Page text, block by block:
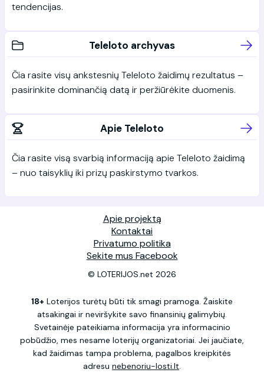
tendencijas.
Teleloto archyvas
Čia rasite visų ankstesnių Teleloto žaidimų rezultatus –
pasirinkite dominančią datą ir peržiūrėkite duomenis.
Apie Teleloto
Čia rasite visą svarbią informaciją apie Teleloto žaidimą
– nuo taisyklių iki prizų paskirstymo tvarkos.
Apie projektą
Kontaktai
Privatumo politika
Sekite mus Facebook
© LOTERIJOS.net 2026
18+ Loterijos turėtų būti tik smagi pramoga. Žaiskite
atsakingai ir neviršykite savo finansinių galimybių.
Svetainėje pateikiama informacija yra informacinio
pobūdžio, mes nesame loterijų organizatoriai. Jei jaučiate,
kad žaidimas tampa problema, pagalbos kreipkitės
adresu nebenoriu-losti.lt.